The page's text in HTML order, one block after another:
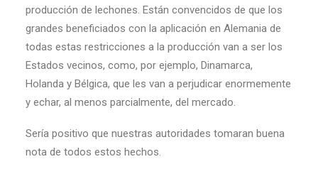
producción de lechones. Están convencidos de que los
grandes beneficiados con la aplicación en Alemania de
todas estas restricciones a la producción van a ser los
Estados vecinos, como, por ejemplo, Dinamarca,
Holanda y Bélgica, que les van a perjudicar enormemente
y echar, al menos parcialmente, del mercado.
Sería positivo que nuestras autoridades tomaran buena
nota de todos estos hechos.